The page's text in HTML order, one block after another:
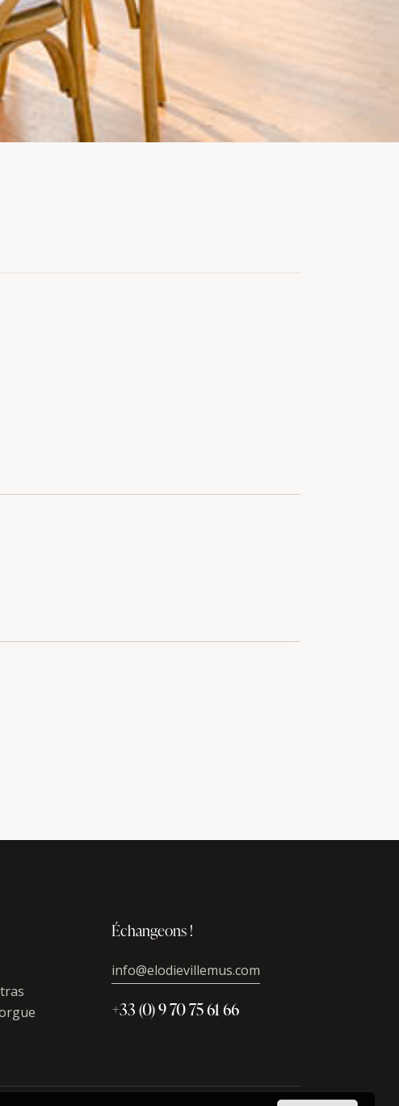
Échangeons !
info@elodievillemus.com
+33 (0) 9 70 75 61 66